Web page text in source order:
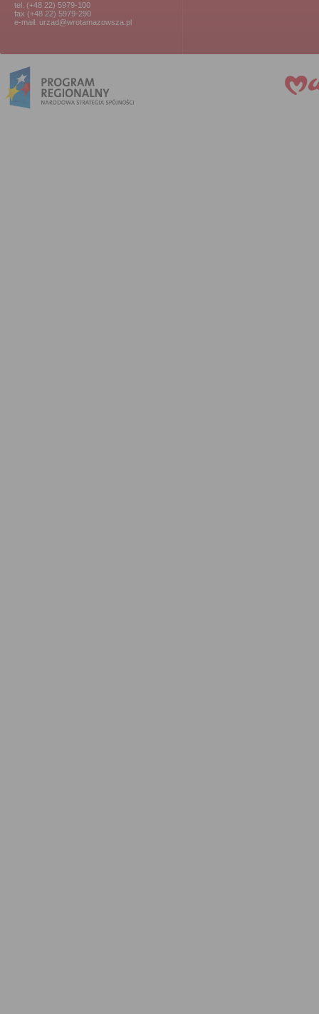
tel. (+48 22) 5979-100
fax (+48 22) 5979-290
e-mail: urzad@wrotamazowsza.pl